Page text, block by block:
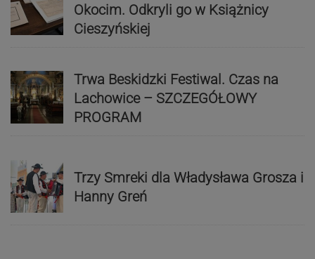
Okocim. Odkryli go w Książnicy
Cieszyńskiej
Trwa Beskidzki Festiwal. Czas na
Lachowice – SZCZEGÓŁOWY
PROGRAM
Trzy Smreki dla Władysława Grosza i
Hanny Greń